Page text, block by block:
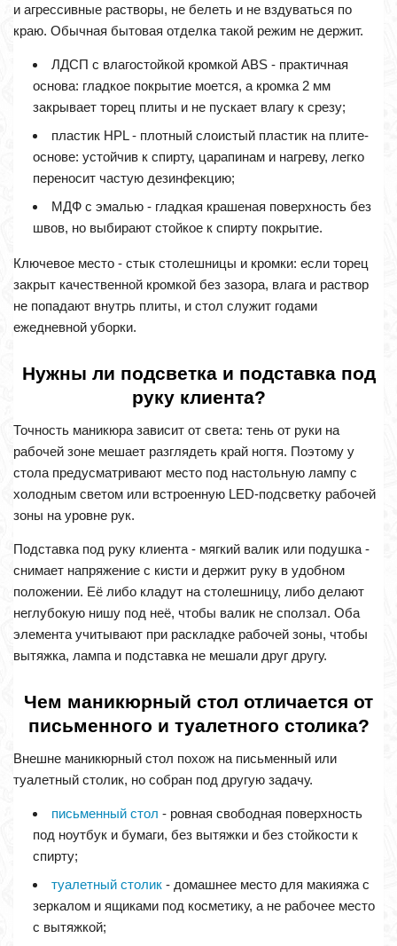
и агрессивные растворы, не белеть и не вздуваться по
краю. Обычная бытовая отделка такой режим не держит.
ЛДСП с влагостойкой кромкой ABS - практичная
основа: гладкое покрытие моется, а кромка 2 мм
закрывает торец плиты и не пускает влагу к срезу;
пластик HPL - плотный слоистый пластик на плите-
основе: устойчив к спирту, царапинам и нагреву, легко
переносит частую дезинфекцию;
МДФ с эмалью - гладкая крашеная поверхность без
швов, но выбирают стойкое к спирту покрытие.
Ключевое место - стык столешницы и кромки: если торец
закрыт качественной кромкой без зазора, влага и раствор
не попадают внутрь плиты, и стол служит годами
ежедневной уборки.
Нужны ли подсветка и подставка под
руку клиента?
Точность маникюра зависит от света: тень от руки на
рабочей зоне мешает разглядеть край ногтя. Поэтому у
стола предусматривают место под настольную лампу с
холодным светом или встроенную LED-подсветку рабочей
зоны на уровне рук.
Подставка под руку клиента - мягкий валик или подушка -
снимает напряжение с кисти и держит руку в удобном
положении. Её либо кладут на столешницу, либо делают
неглубокую нишу под неё, чтобы валик не сползал. Оба
элемента учитывают при раскладке рабочей зоны, чтобы
вытяжка, лампа и подставка не мешали друг другу.
Чем маникюрный стол отличается от
письменного и туалетного столика?
Внешне маникюрный стол похож на письменный или
туалетный столик, но собран под другую задачу.
письменный стол - ровная свободная поверхность
под ноутбук и бумаги, без вытяжки и без стойкости к
спирту;
туалетный столик - домашнее место для макияжа с
зеркалом и ящиками под косметику, а не рабочее место
с вытяжкой;